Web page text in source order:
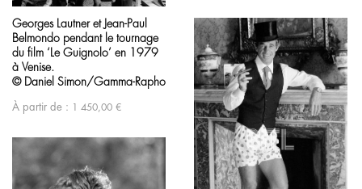
Georges Lautner et Jean-Paul
Belmondo pendant le tournage
du film ‘Le Guignolo’ en 1979
à Venise.
© Daniel Simon/Gamma-Rapho
À partir de : 1 450,00 €